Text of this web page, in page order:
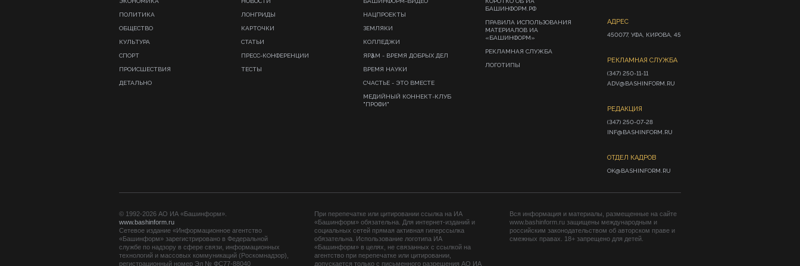
ПОЛИТИКА
ОБЩЕСТВО
КУЛЬТУРА
СПОРТ
ПРОИСШЕСТВИЯ
ДЕТАЛЬНО
ЛОНГРИДЫ
КАРТОЧКИ
СТАТЬИ
ПРЕСС-КОНФЕРЕНЦИИ
ТЕСТЫ
НАЦПРОЕКТЫ
ЗЕМЛЯКИ
КОЛЛЕДЖИ
ЯРҘАМ - ВРЕМЯ ДОБРЫХ ДЕЛ
ВРЕМЯ НАУКИ
СЧАСТЬЕ - ЭТО ВМЕСТЕ
МЕДИЙНЫЙ КОННЕКТ-КЛУБ
"ПРОФИ"
БАШИНФОРМ.РФ
ПРАВИЛА ИСПОЛЬЗОВАНИЯ
МАТЕРИАЛОВ ИА
«БАШИНФОРМ»
РЕКЛАМНАЯ СЛУЖБА
ЛОГОТИПЫ
АДРЕС
450077, УФА, КИРОВА, 45
РЕКЛАМНАЯ СЛУЖБА
(347) 250-11-11
ADV@BASHINFORM.RU
РЕДАКЦИЯ
(347) 250-07-28
INF@BASHINFORM.RU
ОТДЕЛ КАДРОВ
OK@BASHINFORM.RU
© 1992-2026 АО ИА «Башинформ».
www.bashinform.ru
Сетевое издание «Информационное агентство
«Башинформ» зарегистрировано в Федеральной
службе по надзору в сфере связи, информационных
технологий и массовых коммуникаций (Роскомнадзор),
регистрационный номер Эл № ФС77-88040
При перепечатке или цитировании ссылка на ИА
«Башинформ» обязательна. Для интернет-изданий и
социальных сетей прямая активная гиперссылка
обязательна. Использование логотипа ИА
«Башинформ» в целях, не связанных с ссылкой на
агентство при перепечатке или цитировании,
допускается только с письменного разрешения АО ИА
Вся информация и материалы, размещенные на сайте
www.bashinform.ru защищены международным и
российским законодательством об авторском праве и
смежных правах. 18+ запрещено для детей.